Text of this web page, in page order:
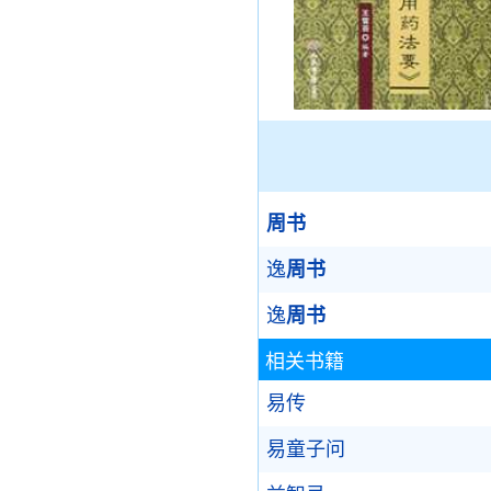
周书
逸周书
逸周书
相关书籍
易传
易童子问